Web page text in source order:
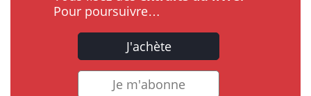
Pour poursuivre…
J'achète
Je m'abonne